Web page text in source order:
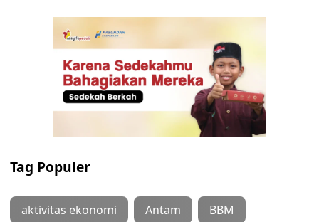
Tag Populer
aktivitas ekonomi Antam BBM